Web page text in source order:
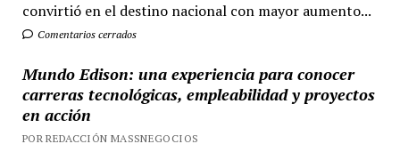
convirtió en el destino nacional con mayor aumento...
Comentarios cerrados
Mundo Edison: una experiencia para conocer
carreras tecnológicas, empleabilidad y proyectos
en acción
POR REDACCIÓN MASSNEGOCIOS